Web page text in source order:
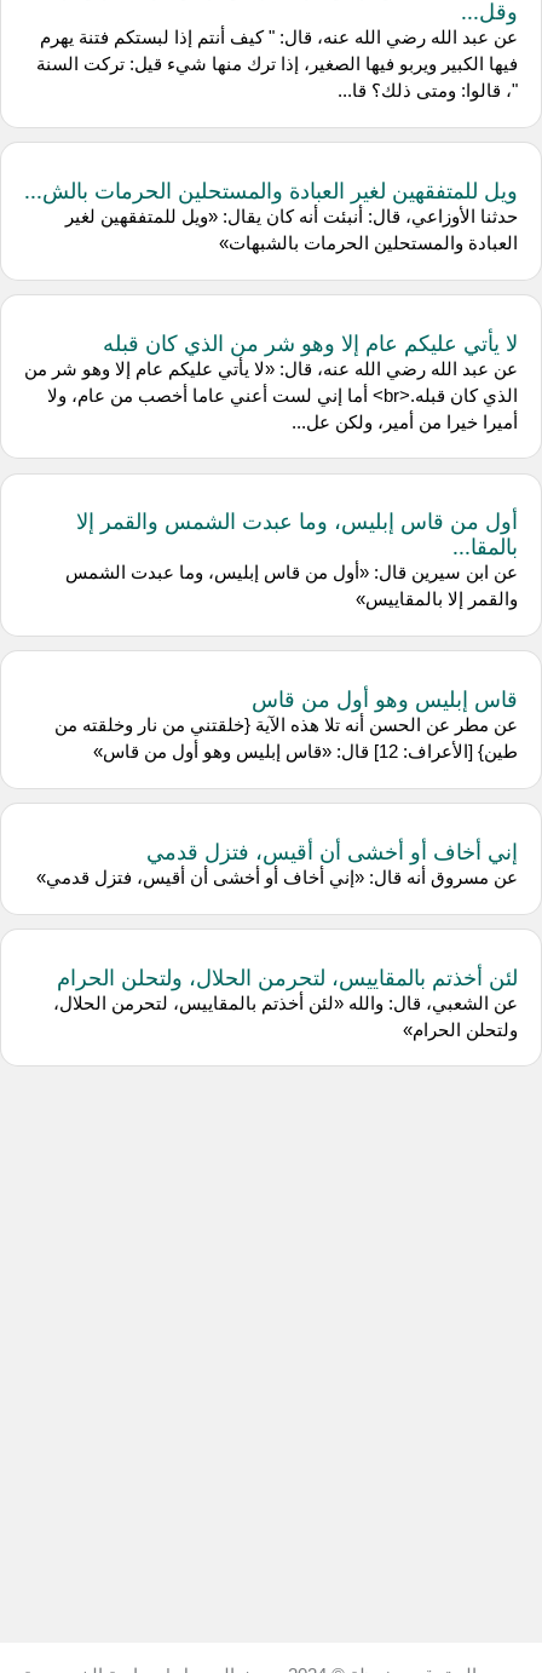
وقل...
عن عبد الله رضي الله عنه، قال: " كيف أنتم إذا لبستكم فتنة يهرم
فيها الكبير ويربو فيها الصغير، إذا ترك منها شيء قيل: تركت السنة
"، قالوا: ومتى ذلك؟ قا...
ويل للمتفقهين لغير العبادة والمستحلين الحرمات بالش...
حدثنا الأوزاعي، قال: أنبئت أنه كان يقال: «ويل للمتفقهين لغير
العبادة والمستحلين الحرمات بالشبهات»
لا يأتي عليكم عام إلا وهو شر من الذي كان قبله
عن عبد الله رضي الله عنه، قال: «لا يأتي عليكم عام إلا وهو شر من
الذي كان قبله.<br> أما إني لست أعني عاما أخصب من عام، ولا
أميرا خيرا من أمير، ولكن عل...
أول من قاس إبليس، وما عبدت الشمس والقمر إلا
بالمقا...
عن ابن سيرين قال: «أول من قاس إبليس، وما عبدت الشمس
والقمر إلا بالمقاييس»
قاس إبليس وهو أول من قاس
عن مطر عن الحسن أنه تلا هذه الآية {خلقتني من نار وخلقته من
طين} [الأعراف: 12] قال: «قاس إبليس وهو أول من قاس»
إني أخاف أو أخشى أن أقيس، فتزل قدمي
عن مسروق أنه قال: «إني أخاف أو أخشى أن أقيس، فتزل قدمي»
لئن أخذتم بالمقاييس، لتحرمن الحلال، ولتحلن الحرام
عن الشعبي، قال: والله «لئن أخذتم بالمقاييس، لتحرمن الحلال،
ولتحلن الحرام»